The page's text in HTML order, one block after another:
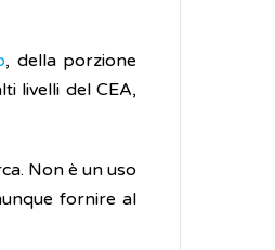
, della porzione
livelli del CEA,
Non è un uso
fornire al